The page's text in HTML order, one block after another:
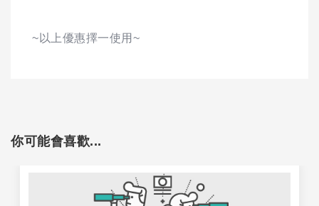
~以上優惠擇一使用~
你可能會喜歡...